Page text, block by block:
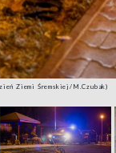
Ziemi Śremskiej/M.Czubak)